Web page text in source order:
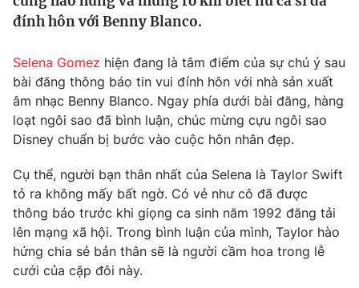
Tin tức
Câu chuyện quốc tế
Kinh tế
Tài chính
Thị trường
Góc doanh nghiệp
Dữ liệu và đời sống
Truyền hình
Hậu trường
Nhân vật
Khán giả
Giải trí
Điện ảnh
Âm nhạc
Sao
Đời sống
Du lịch
Giáo dục
đính hôn với Benny Blanco.
Selena Gomez hiện đang là tâm điểm của sự chú ý sau
bài đăng thông báo tin vui đính hôn với nhà sản xuất
âm nhạc Benny Blanco. Ngay phía dưới bài đăng, hàng
loạt ngôi sao đã bình luận, chúc mừng cựu ngôi sao
Disney chuẩn bị bước vào cuộc hôn nhân đẹp.
Cụ thể, người bạn thân nhất của Selena là Taylor Swift
tỏ ra không mấy bất ngờ. Có vẻ như cô đã được
thông báo trước khi giọng ca sinh năm 1992 đăng tải
lên mạng xã hội. Trong bình luận của mình, Taylor hào
hứng chia sẻ bản thân sẽ là người cầm hoa trong lễ
cưới của cặp đôi này.